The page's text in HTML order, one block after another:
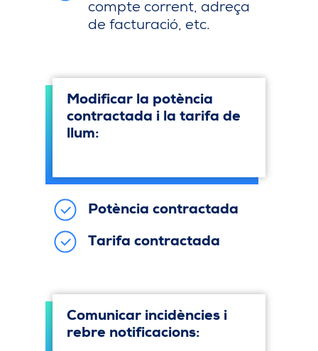
compte corrent, adreça
de facturació, etc.
Modificar la potència
contractada i la tarifa de
llum:
Potència contractada
Tarifa contractada
Comunicar incidències i
rebre notificacions: